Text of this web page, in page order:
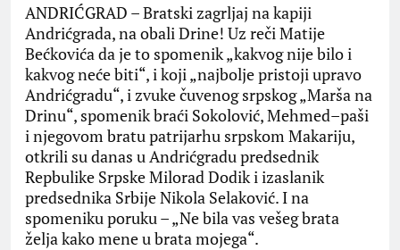
ANDRIĆGRAD – Bratski zagrljaj na kapiji
Andrićgrada, na obali Drine! Uz reči Matije
Bećkovića da je to spomenik „kakvog nije bilo i
kakvog neće biti“, i koji „najbolje pristoji upravo
Andrićgradu“, i zvuke čuvenog srpskog „Marša na
Drinu“, spomenik braći Sokolović, Mehmed–paši
i njegovom bratu patrijarhu srpskom Makariju,
otkrili su danas u Andrićgradu predsednik
Repbulike Srpske Milorad Dodik i izaslanik
predsednika Srbije Nikola Selaković. I na
spomeniku poruku – „Ne bila vas vešeg brata
želja kako mene u brata mojega“.